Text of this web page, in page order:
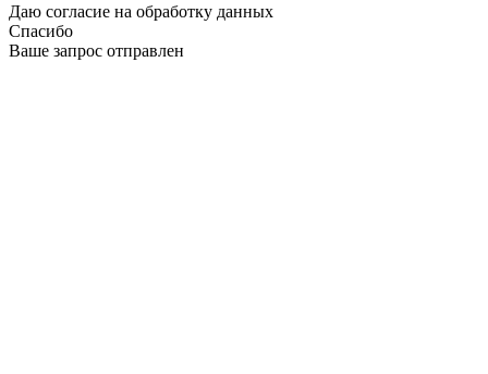
Даю согласие на обработку данных
Спасибо
Ваше запрос отправлен